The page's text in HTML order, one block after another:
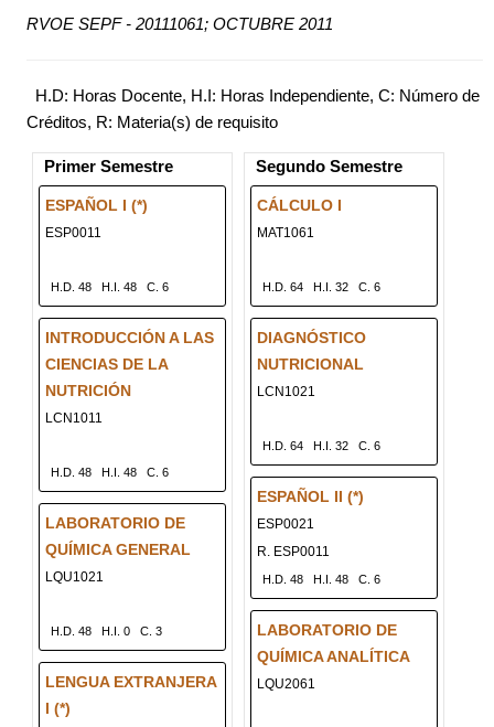
RVOE SEPF - 20111061; OCTUBRE 2011
H.D: Horas Docente, H.I: Horas Independiente, C: Número de
Créditos, R: Materia(s) de requisito
Primer Semestre
ESPAÑOL I (*)
ESP0011
H.D. 48 H.I. 48 C. 6
INTRODUCCIÓN A LAS
CIENCIAS DE LA
NUTRICIÓN
LCN1011
H.D. 48 H.I. 48 C. 6
LABORATORIO DE
QUÍMICA GENERAL
LQU1021
H.D. 48 H.I. 0 C. 3
LENGUA EXTRANJERA
I (*)
Segundo Semestre
CÁLCULO I
MAT1061
H.D. 64 H.I. 32 C. 6
DIAGNÓSTICO
NUTRICIONAL
LCN1021
H.D. 64 H.I. 32 C. 6
ESPAÑOL II (*)
ESP0021
R. ESP0011
H.D. 48 H.I. 48 C. 6
LABORATORIO DE
QUÍMICA ANALÍTICA
LQU2061